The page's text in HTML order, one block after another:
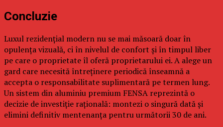
Concluzie
Luxul rezidențial modern nu se mai măsoară doar în
opulența vizuală, ci în nivelul de confort și în timpul liber
pe care o proprietate îl oferă proprietarului ei. A alege un
gard care necesită întreținere periodică înseamnă a
accepta o responsabilitate suplimentară pe termen lung.
Un sistem din aluminiu premium FENSA reprezintă o
decizie de investiție rațională: montezi o singură dată și
elimini definitiv mentenanța pentru următorii 30 de ani.